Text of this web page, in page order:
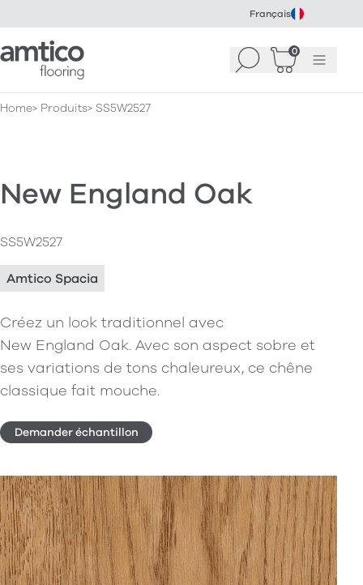
Français
Amtico Flooring Recherche
0
Panier(0)
Menu
Home Produits SS5W2527
New England Oak
SS5W2527
Amtico Spacia
Créez un look traditionnel avec
New England Oak. Avec son aspect sobre et
ses variations de tons chaleureux, ce chêne
classique fait mouche.
Demander échantillon